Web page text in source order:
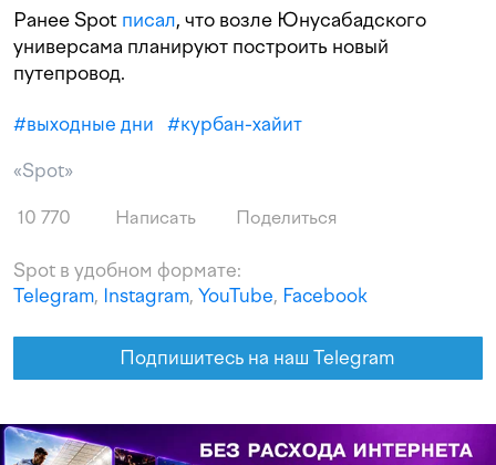
Ранее Spot писал, что возле Юнусабадского
универсама планируют построить новый
путепровод.
#выходные дни #курбан-хайит
«Spot»
10 770 Написать Поделиться
Spot в удобном формате:
Telegram, Instagram, YouTube, Facebook
Подпишитесь на наш Telegram